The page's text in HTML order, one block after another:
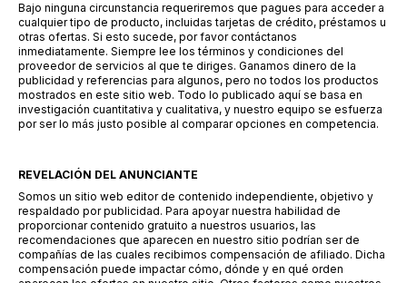
Bajo ninguna circunstancia requeriremos que pagues para acceder a
cualquier tipo de producto, incluidas tarjetas de crédito, préstamos u
otras ofertas. Si esto sucede, por favor contáctanos
inmediatamente. Siempre lee los términos y condiciones del
proveedor de servicios al que te diriges. Ganamos dinero de la
publicidad y referencias para algunos, pero no todos los productos
mostrados en este sitio web. Todo lo publicado aquí se basa en
investigación cuantitativa y cualitativa, y nuestro equipo se esfuerza
por ser lo más justo posible al comparar opciones en competencia.
REVELACIÓN DEL ANUNCIANTE
Somos un sitio web editor de contenido independiente, objetivo y
respaldado por publicidad. Para apoyar nuestra habilidad de
proporcionar contenido gratuito a nuestros usuarios, las
recomendaciones que aparecen en nuestro sitio podrían ser de
compañías de las cuales recibimos compensación de afiliado. Dicha
compensación puede impactar cómo, dónde y en qué orden